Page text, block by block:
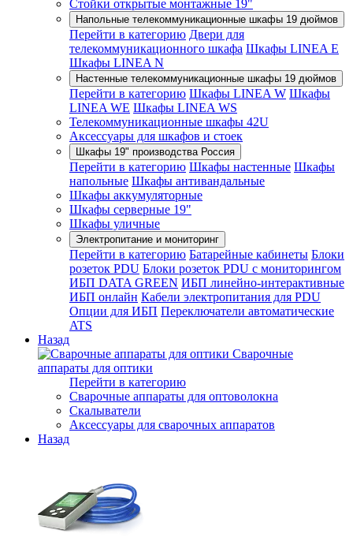
Стойки открытые монтажные 19"
Напольные телекоммуникационные шкафы 19 дюймов
Перейти в категорию Двери для
телекоммуникационного шкафа Шкафы LINEA E
Шкафы LINEA N
Настенные телекоммуникационные шкафы 19 дюймов
Перейти в категорию Шкафы LINEA W Шкафы
LINEA WE Шкафы LINEA WS
Телекоммуникационные шкафы 42U
Аксессуары для шкафов и стоек
Шкафы 19" производства Россия
Перейти в категорию Шкафы настенные Шкафы
напольные Шкафы антивандальные
Шкафы аккумуляторные
Шкафы серверные 19"
Шкафы уличные
Электропитание и мониторинг
Перейти в категорию Батарейные кабинеты Блоки
розеток PDU Блоки розеток PDU с мониторингом
ИБП DATA GREEN ИБП линейно-интерактивные
ИБП онлайн Кабели электропитания для PDU
Опции для ИБП Переключатели автоматические
ATS
Назад
Сварочные
аппараты для оптики
Перейти в категорию
Сварочные аппараты для оптоволокна
Скалыватели
Аксессуары для сварочных аппаратов
Назад